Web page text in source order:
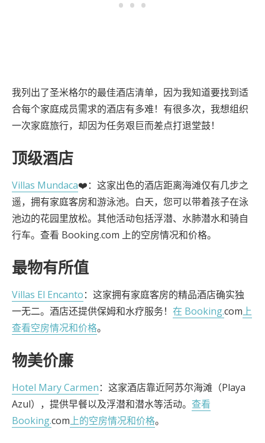
我列出了圣米格尔的最佳酒店清单，因为我知道要找到适
合每个家庭成员需求的酒店有多难！有很多次，我想组织
一次家庭旅行，却因为任务艰巨而差点打退堂鼓！
顶级酒店
Villas Mundaca❤️：这家出色的酒店距离海滩仅有几步之
遥，拥有家庭客房和游泳池。白天，您可以带着孩子在泳
池边的花园里放松。其他活动包括浮潜、水肺潜水和骑自
行车。查看 Booking.com 上的空房情况和价格。
最物有所值
Villas El Encanto：这家拥有家庭客房的精品酒店确实独
一无二。酒店还提供保姆和水疗服务！ 在 Booking.com上
查看空房情况和价格。
物美价廉
Hotel Mary Carmen：这家酒店靠近阿苏尔海滩（Playa
Azul），提供早餐以及浮潜和潜水等活动。 查看
Booking.com上的空房情况和价格。